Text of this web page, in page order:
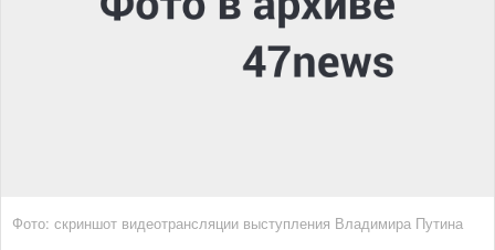
Фото: скриншот видеотрансляции выступления Владимира Путина